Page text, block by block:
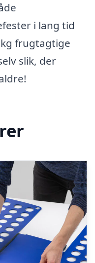
i lang tid
frugtagtige
slik, der